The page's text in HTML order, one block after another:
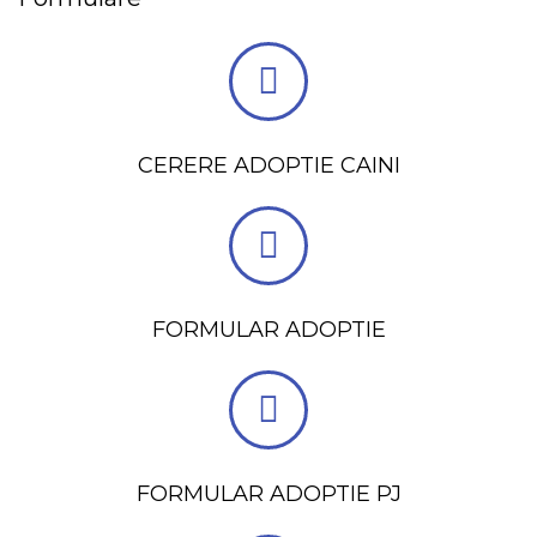
CERERE ADOPTIE CAINI
FORMULAR ADOPTIE
FORMULAR ADOPTIE PJ